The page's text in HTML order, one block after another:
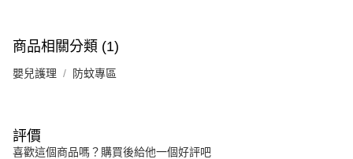
商品相關分類 (1)
嬰兒護理 防蚊專區
評價
喜歡這個商品嗎？購買後給他一個好評吧